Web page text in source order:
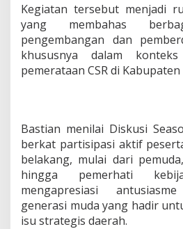
I
g
e
r
g
e
a
Kegiatan tersebut menjadi
yang membahas
pengembangan dan
khususnya dalam
pemerataan CSR di Kabupaten
Bastian menilai Diskusi
berkat partisipasi aktif
belakang, mulai dari
hingga pemerhati
mengapresiasi
generasi muda yang hadir
isu strategis daerah.